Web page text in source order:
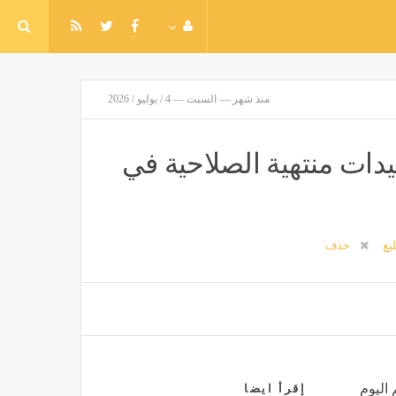
منذ شهر — السبت — 4 / يوليو / 2026
منتهية الصلاحية في
حذف
إقرأ ايضا